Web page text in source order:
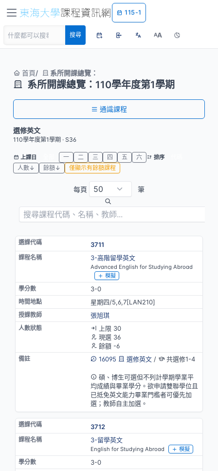
115-1
搜尋 AA
首頁 系所開課總覽：
系所開課總覽：110學年度第1學期
通識課程
選修英文
110學年度第1學期 · S36
上課日 一 二 三 四 五 六 排序
人數↓
餘額↓ 僅顯示有餘額課程
每頁 筆
3711
3-高階留學英文
Advanced English for Studying Abroad
模擬
3-0
星期四/5,6,7[LAN210]
張旭琪
上限 30
現選 36
餘額 -6
16095
選修英文/ 共選修1-4
碩、博生可選但不列計學期學業平
均成績與畢業學分。欲申請雙聯學位且
已抵免英文能力畢業門檻者可優先加
選；教師自主加選。
3712
3-留學英文
English for Studying Abroad 模擬
3-0